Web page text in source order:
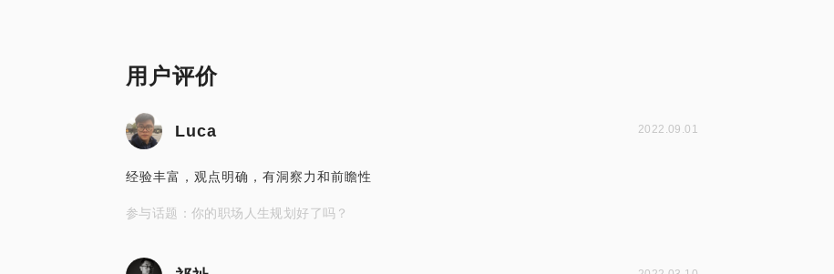
用户评价
Luca 2022.09.01
经验丰富，观点明确，有洞察力和前瞻性
参与话题：你的职场人生规划好了吗？